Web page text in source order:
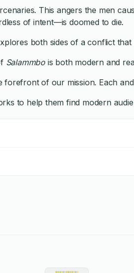
This angers the men
of intent—is doomed to die.
both sides of a conflict
Salammbois both modern and
forefront of our mission. Each
to help them find modern